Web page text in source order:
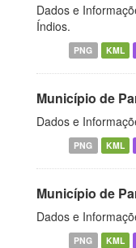
Dados e
Índios.
PNG KML
Município de
Dados e
PNG KML
Município de
Dados e
PNG KML